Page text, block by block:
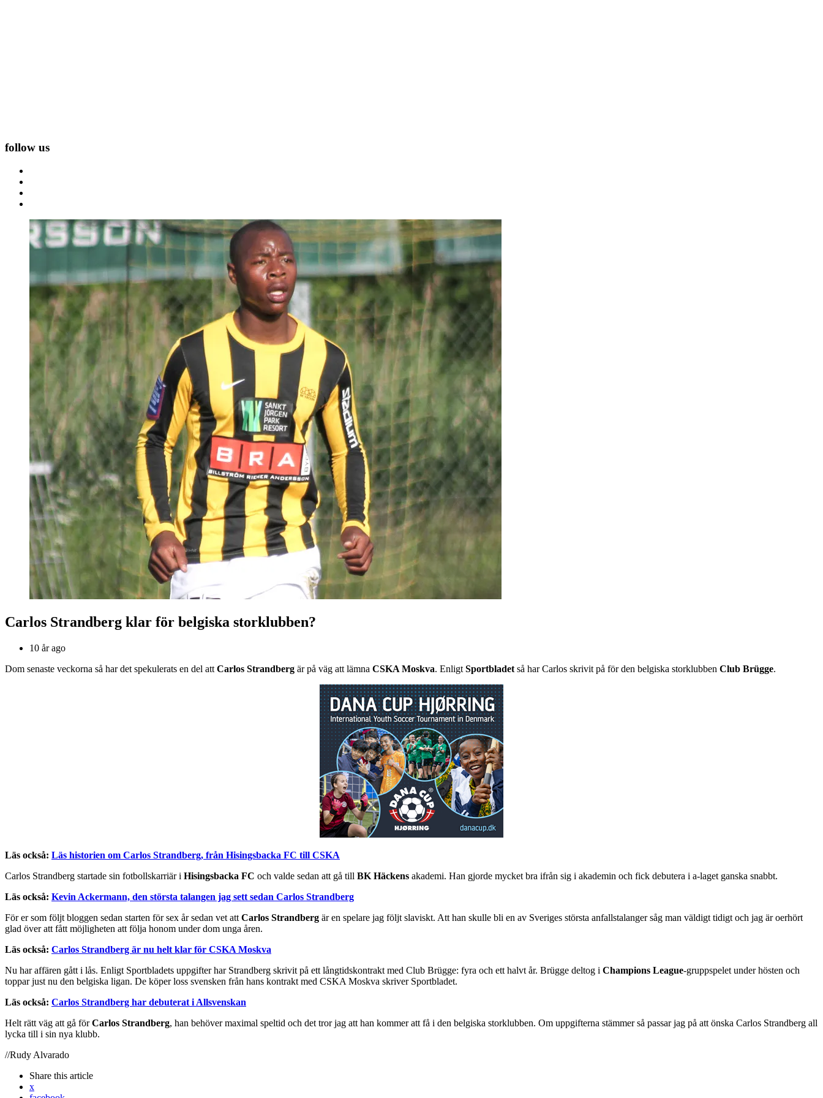
follow us
Carlos Strandberg klar för belgiska storklubben?
10 år ago
Dom senaste veckorna så har det spekulerats en del att Carlos Strandberg är på väg att lämna CSKA Moskva. Enligt Sportbladet så har Carlos skrivit på för den belgiska storklubben Club Brügge.
Läs också: Läs historien om Carlos Strandberg, från Hisingsbacka FC till CSKA
Carlos Strandberg startade sin fotbollskarriär i Hisingsbacka FC och valde sedan att gå till BK Häckens akademi. Han gjorde mycket bra ifrån sig i akademin och fick debutera i a-laget ganska snabbt.
Läs också: Kevin Ackermann, den största talangen jag sett sedan Carlos Strandberg
För er som följt bloggen sedan starten för sex år sedan vet att Carlos Strandberg är en spelare jag följt slaviskt. Att han skulle bli en av Sveriges största anfallstalanger såg man väldigt tidigt och jag är oerhört
glad över att fått möjligheten att följa honom under dom unga åren.
Läs också: Carlos Strandberg är nu helt klar för CSKA Moskva
Nu har affären gått i lås. Enligt Sportbladets uppgifter har Strandberg skrivit på ett långtidskontrakt med Club Brügge: fyra och ett halvt år. Brügge deltog i Champions League-gruppspelet under hösten och
toppar just nu den belgiska ligan. De köper loss svensken från hans kontrakt med CSKA Moskva skriver Sportbladet.
Läs också: Carlos Strandberg har debuterat i Allsvenskan
Helt rätt väg att gå förCarlos Strandberg, han behöver maximal speltid och det tror jag att han kommer att få i den belgiska storklubben. Om uppgifterna stämmer så passar jag på att önska Carlos Strandberg all
lycka till i sin nya klubb.
//Rudy Alvarado
Share this article
x